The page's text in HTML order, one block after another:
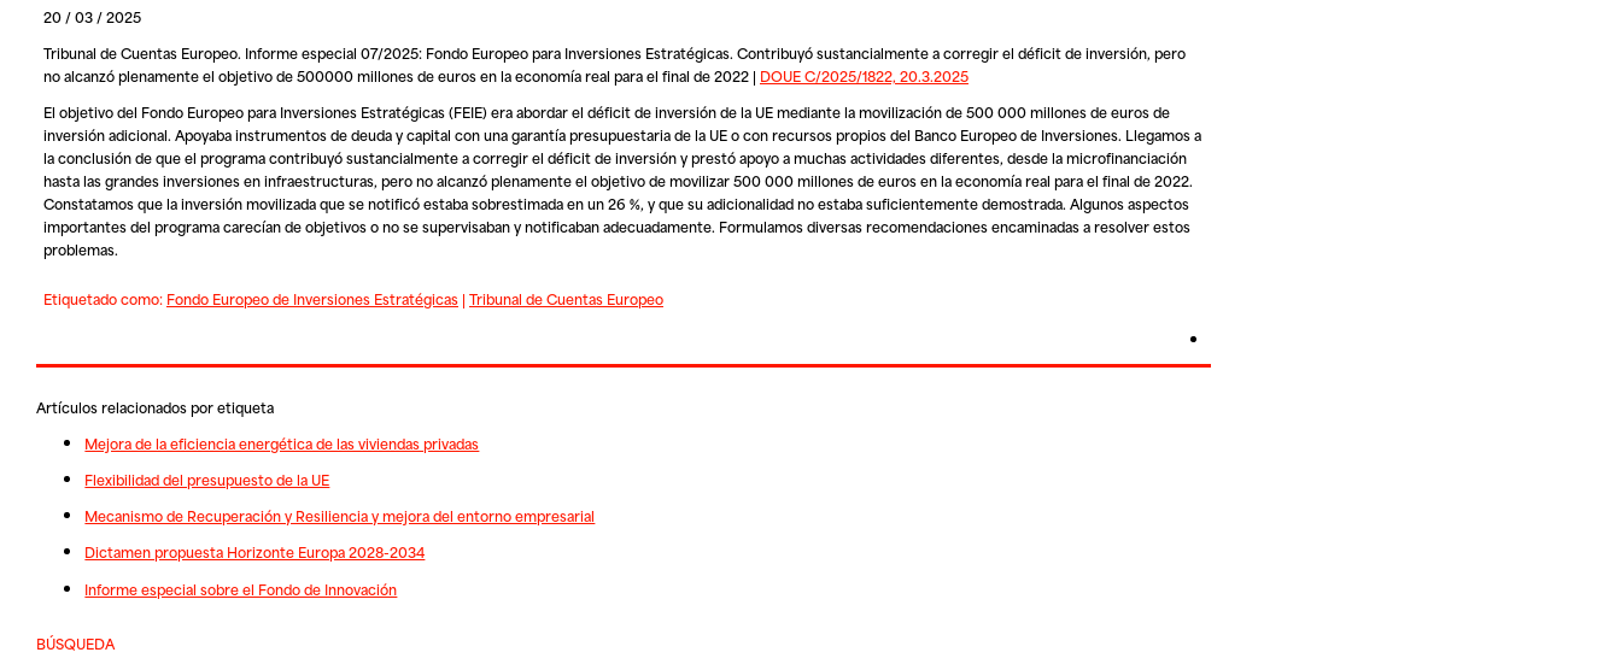
20 / 03 / 2025
Tribunal de Cuentas Europeo. Informe especial 07/2025: Fondo Europeo para Inversiones Estratégicas. Contribuyó sustancialmente a corregir el déficit de inversión, pero
no alcanzó plenamente el objetivo de 500000 millones de euros en la economía real para el final de 2022 | DOUE C/2025/1822, 20.3.2025
El objetivo del Fondo Europeo para Inversiones Estratégicas (FEIE) era abordar el déficit de inversión de la UE mediante la movilización de 500 000 millones de euros de
inversión adicional. Apoyaba instrumentos de deuda y capital con una garantía presupuestaria de la UE o con recursos propios del Banco Europeo de Inversiones. Llegamos a
la conclusión de que el programa contribuyó sustancialmente a corregir el déficit de inversión y prestó apoyo a muchas actividades diferentes, desde la microfinanciación
hasta las grandes inversiones en infraestructuras, pero no alcanzó plenamente el objetivo de movilizar 500 000 millones de euros en la economía real para el final de 2022.
Constatamos que la inversión movilizada que se notificó estaba sobrestimada en un 26 %, y que su adicionalidad no estaba suficientemente demostrada. Algunos aspectos
importantes del programa carecían de objetivos o no se supervisaban y notificaban adecuadamente. Formulamos diversas recomendaciones encaminadas a resolver estos
problemas.
Etiquetado como: Fondo Europeo de Inversiones Estratégicas| Tribunal de Cuentas Europeo
Artículos relacionados por etiqueta
Mejora de la eficiencia energética de las viviendas privadas
Flexibilidad del presupuesto de la UE
Mecanismo de Recuperación y Resiliencia y mejora del entorno empresarial
Dictamen propuesta Horizonte Europa 2028-2034
Informe especial sobre el Fondo de Innovación
BÚSQUEDA